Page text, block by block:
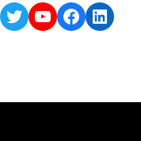
Twitter YouTube Facebook LinkedIn